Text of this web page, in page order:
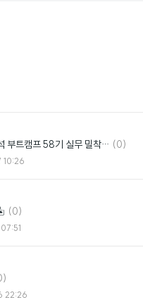
단 6개월 만에 데이터 전문가로! 데이터 분석 부트캠프 58기 실무 밀착형 커리큘럼 댓
(0)
10:26
댓
글
(0)
22:26